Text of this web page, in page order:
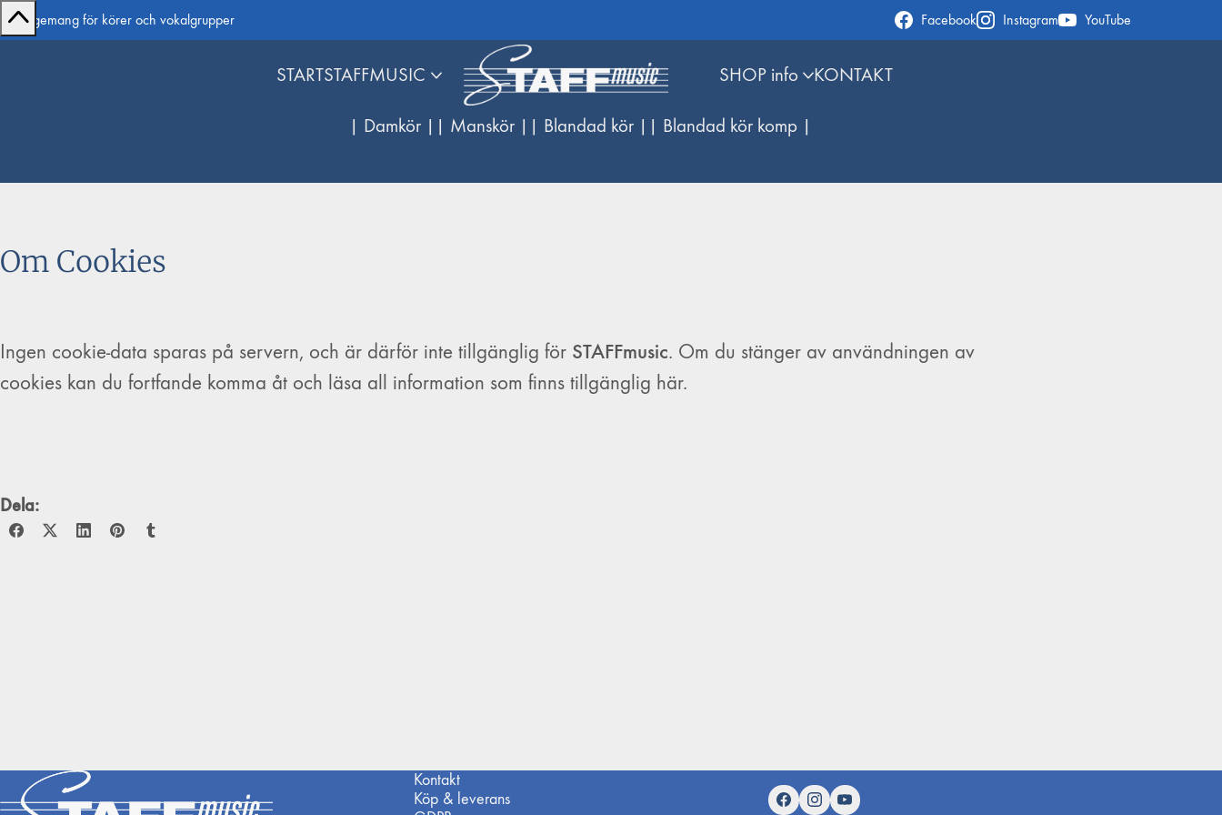
Arrangemang för körer och vokalgrupper Facebook Instagram YouTube
STARTSTAFFMUSIC SHOP info KONTAKT
| Damkör | | Manskör | | Blandad kör | | Blandad kör komp |
Om Cookies
Ingen cookie-data sparas på servern, och är därför inte tillgänglig för STAFFmusic. Om du stänger av användningen av
cookies kan du fortfande komma åt och läsa all information som finns tillgänglig här.
Dela:
Kontakt
Köp & leverans